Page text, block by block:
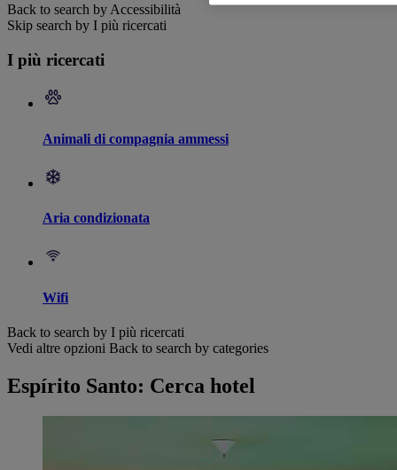
Back to search by Accessibilità
Skip search by I più ricercati
I più ricercati
Animali di compagnia ammessi
Aria condizionata
Wifi
Back to search by I più ricercati
Vedi altre opzioni Back to search by categories
Espírito Santo: Cerca hotel